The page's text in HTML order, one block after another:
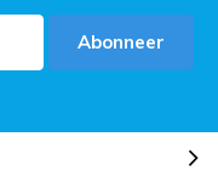
Abonneer